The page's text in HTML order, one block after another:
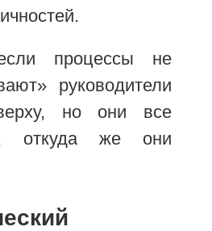
процессы не
руководители
но они все
откуда же они